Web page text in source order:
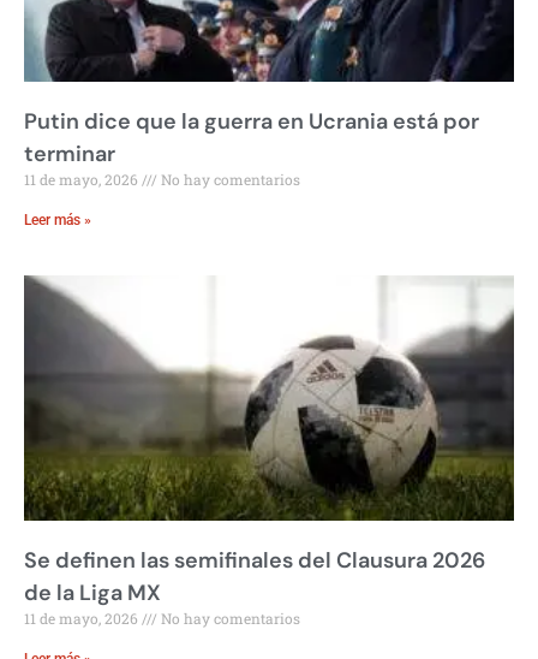
Putin dice que la guerra en Ucrania está por
terminar
11 de mayo, 2026 No hay comentarios
Leer más »
Se definen las semifinales del Clausura 2026
de la Liga MX
11 de mayo, 2026 No hay comentarios